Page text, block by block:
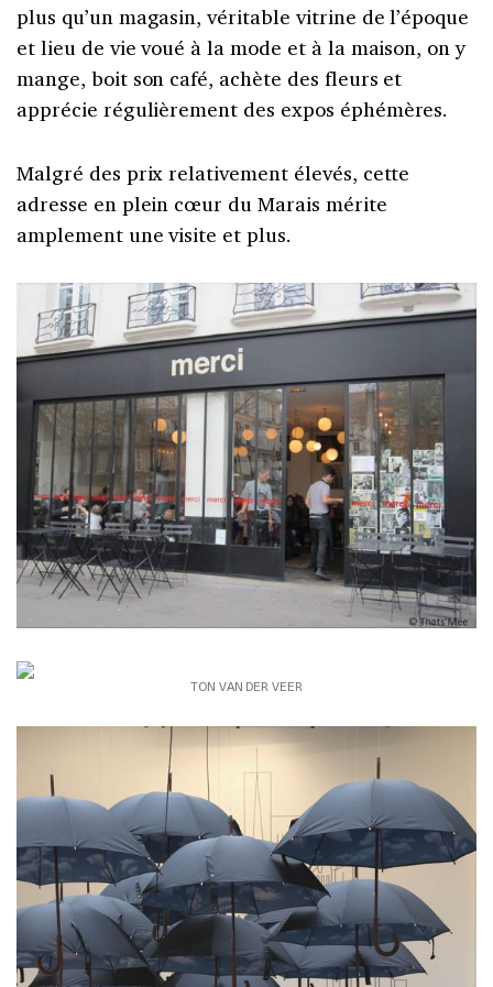
plus qu’un magasin, véritable vitrine de l’époque
et lieu de vie voué à la mode et à la maison, on y
mange, boit son café, achète des fleurs et
apprécie régulièrement des expos éphémères.
Malgré des prix relativement élevés, cette
adresse en plein cœur du Marais mérite
amplement une visite et plus.
TON VAN DER VEER